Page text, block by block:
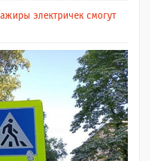
электричек смогут